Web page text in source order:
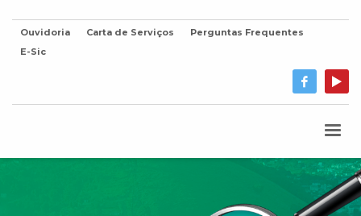
Ouvidoria Carta de Serviços
Perguntas Frequentes
E-Sic